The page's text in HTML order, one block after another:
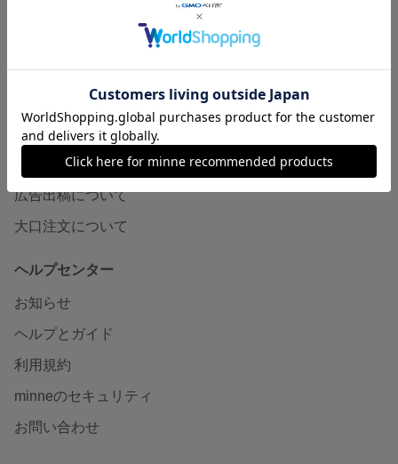
minneとものづくりと
minneの本
企業の方へ
広告出稿について
大口注文について
ヘルプセンター
お知らせ
ヘルプとガイド
利用規約
minneのセキュリティ
お問い合わせ